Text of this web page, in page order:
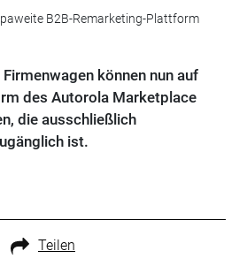
B2B-Remarketing-Plattform
können nun auf
des Autorola Marketplace
die ausschließlich
ist.
Teilen